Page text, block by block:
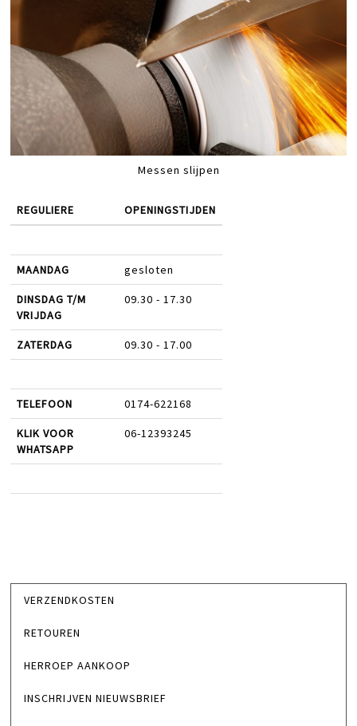
Messen slijpen
REGULIERE OPENINGSTIJDEN
MAANDAG gesloten
DINSDAG T/M
VRIJDAG
09.30 - 17.30
ZATERDAG 09.30 - 17.00
TELEFOON 0174-622168
KLIK VOOR
WHATSAPP
06-12393245
VERZENDKOSTEN
RETOUREN
HERROEP AANKOOP
INSCHRIJVEN NIEUWSBRIEF